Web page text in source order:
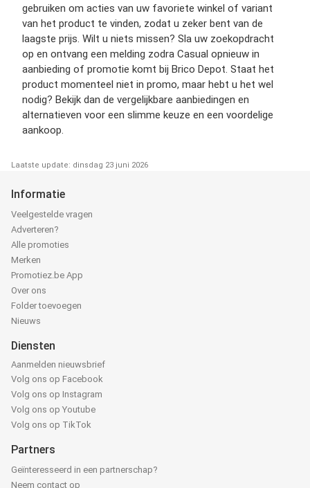
gebruiken om acties van uw favoriete winkel of variant
van het product te vinden, zodat u zeker bent van de
laagste prijs. Wilt u niets missen? Sla uw zoekopdracht
op en ontvang een melding zodra Casual opnieuw in
aanbieding of promotie komt bij Brico Depot. Staat het
product momenteel niet in promo, maar hebt u het wel
nodig? Bekijk dan de vergelijkbare aanbiedingen en
alternatieven voor een slimme keuze en een voordelige
aankoop.
Laatste update: dinsdag 23 juni 2026
Informatie
Veelgestelde vragen
Adverteren?
Alle promoties
Merken
Promotiez.be App
Over ons
Folder toevoegen
Nieuws
Diensten
Aanmelden nieuwsbrief
Volg ons op Facebook
Volg ons op Instagram
Volg ons op Youtube
Volg ons op TikTok
Partners
Geïnteresseerd in een partnerschap?
Neem contact op